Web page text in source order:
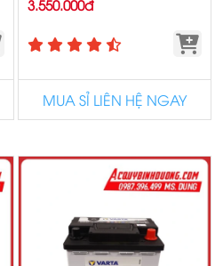
3.550.000đ
MUA SỈ LIÊN HỆ NGAY